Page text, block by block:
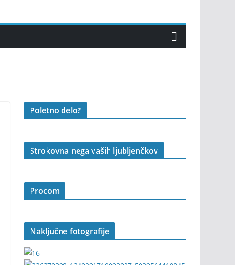
Poletno delo?
Strokovna nega vaših ljubljenčkov
Procom
Naključne fotografije